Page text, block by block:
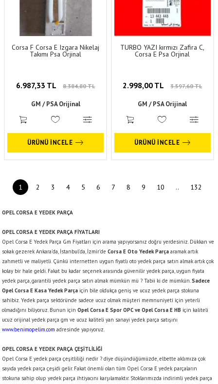
Corsa F Corsa E Izgara Nikelaj
Takımı Psa Orjinal
6.987,33 TL 8.384,80 TL
GM / PSA Orijinal
ÜRÜNÜ İNCELE
TURBO YAZI kırmızı Zafira C,
Corsa E Psa Orjinal
2.998,00 TL 3.597,60 TL
GM / PSA Orijinal
ÜRÜNÜ İNCELE
1 2 3 4 5 6 7 8 9 10 .. 132
OPEL CORSA E YEDEK PARÇA
OPEL CORSA E YEDEK PARÇA FİYATLARI
Opel Corsa E Yedek Parça Gm Fiyatları için arama yapıyorsanız doğru yerdesiniz. Dükkan ve
sokak gezerek Ankara’da, İstanbul’da, İzmir’deCorsa E Oto Yedek Parça aramak artık
zahmetli ve maliyetli. Çünkü internetten uygun fiyatlı oto yedek parça satın almak artık çok
kolay bir hale geldi. Fakat bu kadar seçenek arasında güvenilir yedek parça, uygun fiyata
yedek parça, garantili yedek parça satın almak mümkün mü ? Tabii ki de mümkün.Sadece
Opel Corsa E Kasa Yedek Parça için bile oldukça geniş ve ucuz yedek parça stokuna
sahibiz. Yedek parça sektöründe sadece ucuz olmak müşteri memnuniyeti için yeterli
olmadığını biliyoruz. Bunun içinOpel Corsa E Spor OPC ve Opel Corsa E HB için kaliteli
ucuz orijinal yedek parça gm ve ucuz kaliteli yan sanayi yedek parça satışını
www.benimopelim.com adresinde yapıyoruz.
OPEL CORSA E YEDEK PARÇA ÇEŞİTLİLİĞİ
Opel Corsa E yedek parça çeşitliliği nedir ? diye düşündüğümüzde, elbette aklımıza çok
sayıda yedek parça çeşidi gelir. Fakat önemli olan tüm Opel Corsa E yedek parçaların
stokuna sahip olup yedek parça ihtiyacını karşılamaktır. Stoklarımızda indirimli yedek parça